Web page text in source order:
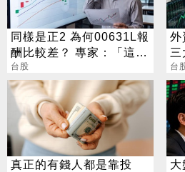
同樣是正2 為何00631L報
酬比較差？ 專家：「這濃
度」是關鍵
台股
外
三
不
台
真正的有錢人都是靠投
大